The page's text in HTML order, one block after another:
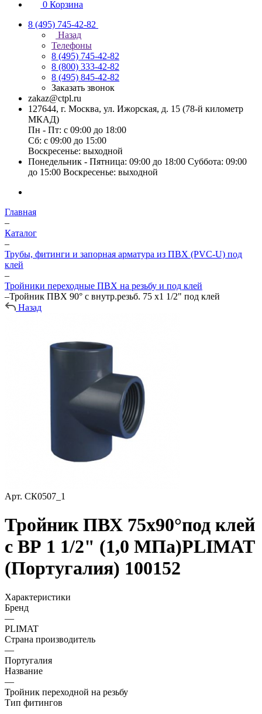
0 Корзина
8 (495) 745-42-82
Назад
Телефоны
8 (495) 745-42-82
8 (800) 333-42-82
8 (495) 845-42-82
Заказать звонок
zakaz@ctpl.ru
127644, г. Москва, ул. Ижорская, д. 15 (78-й километр
МКАД)
Пн - Пт: с 09:00 до 18:00
Сб: с 09:00 до 15:00
Воскресенье: выходной
Понедельник - Пятница: 09:00 до 18:00 Суббота: 09:00
до 15:00 Воскресенье: выходной
Главная
–
Каталог
–
Трубы, фитинги и запорная арматура из ПВХ (PVC-U) под
клей
–
Тройники переходные ПВХ на резьбу и под клей
–Тройник ПВХ 90° с внутр.резьб. 75 х1 1/2" под клей
Назад
Арт. СК0507_1
Тройник ПВХ 75х90°под клей
с ВР 1 1/2" (1,0 МПа)PLIMAT
(Португалия) 100152
Характеристики
Бренд
—
PLIMAT
Страна производитель
—
Португалия
Название
—
Тройник переходной на резьбу
Тип фитингов